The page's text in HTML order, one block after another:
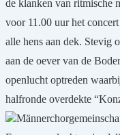
de klanken van ritmische
voor 11.00 uur het
alle hens aan dek. Stevig
aan de oever van de
openlucht optreden
halfronde overdekte